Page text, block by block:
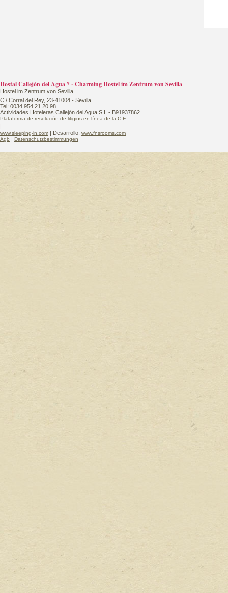
Hostal Callejón del Agua * - Charming Hostel im Zentrum von Sevilla
Hostel im Zentrum von Sevilla
C / Corral del Rey, 23-41004 - Sevilla
Tel: 0034 954 21 20 98
Actividades Hoteleras Callejón del Agua S.L - B91937862
Plataforma de resolución de litigios en línea de la C.E.
|
www.sleeping-in.com | Desarrollo: www.fnsrooms.com
Agb | Datenschutzbestimmungen